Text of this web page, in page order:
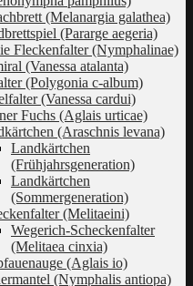
(Melanargia galathea)
(Pararge aegeria)
Fleckenfalter (Nymphalinae)
(Vanessa atalanta)
(Polygonia c-album)
(Vanessa cardui)
Fuchs (Aglais urticae)
(Araschnis levana)
Landkärtchen
(Frühjahrsgeneration)
Landkärtchen
(Sommergeneration)
(Melitaeini)
Wegerich-Scheckenfalter
(Melitaea cinxia)
(Aglais io)
(Nymphalis antiopa)